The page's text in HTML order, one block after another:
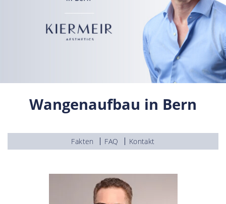
Wangenaufbau in Bern
Fakten FAQ Kontakt